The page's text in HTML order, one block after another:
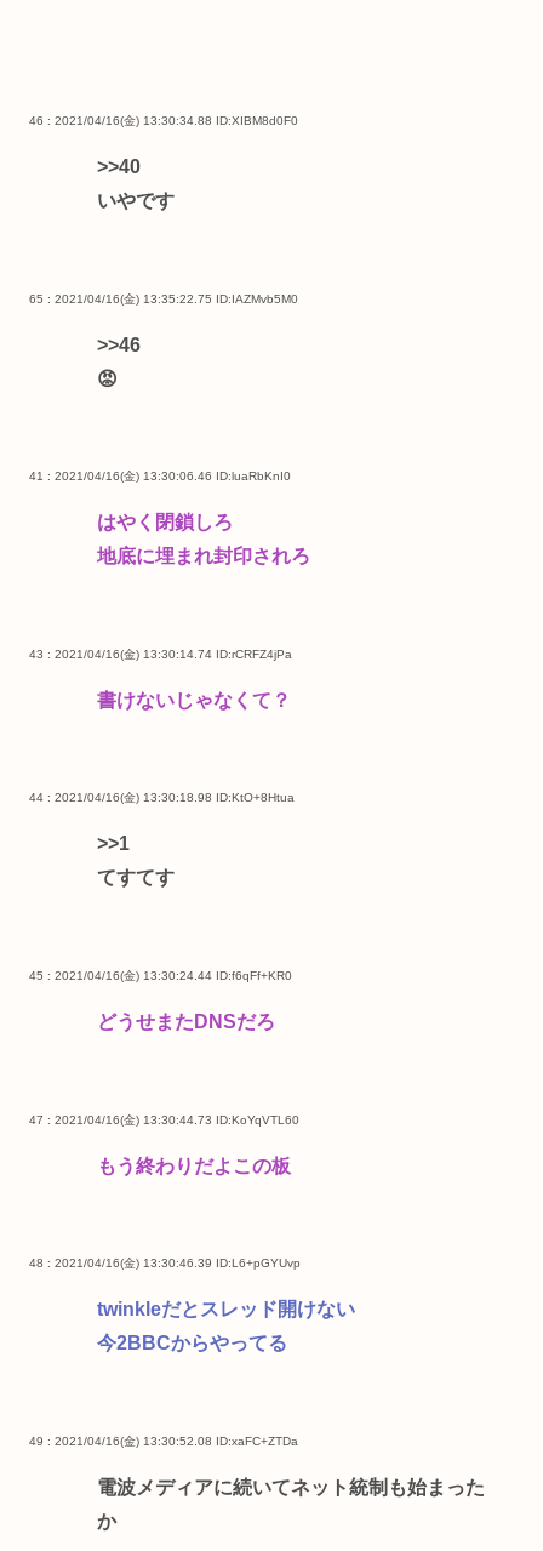
46 : 2021/04/16(金) 13:30:34.88 ID:XIBM8d0F0
>>40
いやです
65 : 2021/04/16(金) 13:35:22.75 ID:IAZMvb5M0
>>46
😡
41 : 2021/04/16(金) 13:30:06.46 ID:luaRbKnI0
はやく閉鎖しろ
地底に埋まれ封印されろ
43 : 2021/04/16(金) 13:30:14.74 ID:rCRFZ4jPa
書けないじゃなくて？
44 : 2021/04/16(金) 13:30:18.98 ID:KtO+8Htua
>>1
てすてす
45 : 2021/04/16(金) 13:30:24.44 ID:f6qFf+KR0
どうせまたDNSだろ
47 : 2021/04/16(金) 13:30:44.73 ID:KoYqVTL60
もう終わりだよこの板
48 : 2021/04/16(金) 13:30:46.39 ID:L6+pGYUvp
twinkleだとスレッド開けない
今2BBCからやってる
49 : 2021/04/16(金) 13:30:52.08 ID:xaFC+ZTDa
電波メディアに続いてネット統制も始まった
か